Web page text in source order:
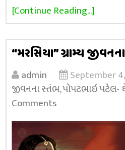
[Continue Reading...]
“મરસિયા” ગ્રામ્ય
admin September
જીવનના સ્તંભ,પોપટભાઇ પટેલ-
Comments